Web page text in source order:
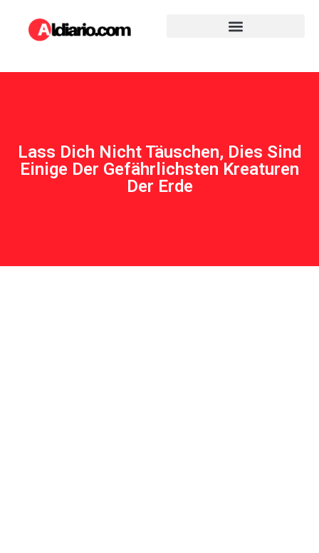
Lass Dich Nicht Täuschen, Dies Sind
Einige Der Gefährlichsten Kreaturen
Der Erde